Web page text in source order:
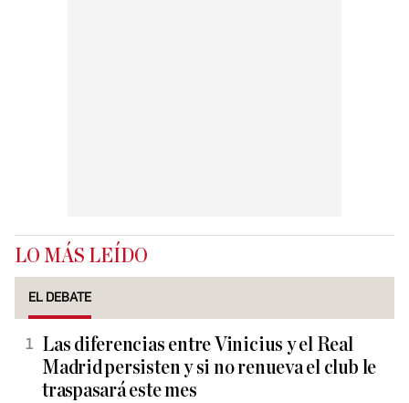
LO MÁS LEÍDO
EL DEBATE
Las diferencias entre Vinicius y el Real
Madrid persisten y si no renueva el club le
traspasará este mes